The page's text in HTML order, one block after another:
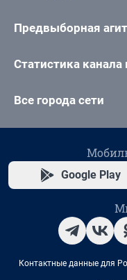
Предвыборная
Статистика канала
Все города сети
Google Play
Контактные данные для